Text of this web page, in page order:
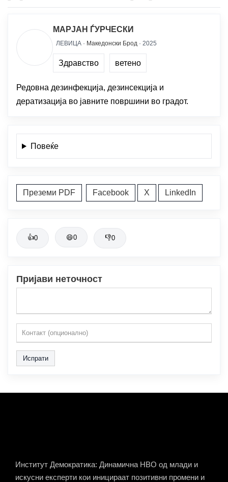
МАРЈАН ЃУРЧЕСКИ
ЛЕВИЦА · Македонски Брод · 2025
Здравство ветено
Редовна дезинфекција, дезинсекција и
дератизација во јавните површини во градот.
Повеќе
Преземи PDF Facebook X LinkedIn
👍0 😄0 👎0
Пријави неточност
Испрати
Институт Демократика: Динамична НВО од млади и
искусни експерти кои иницираат позитивни промени и